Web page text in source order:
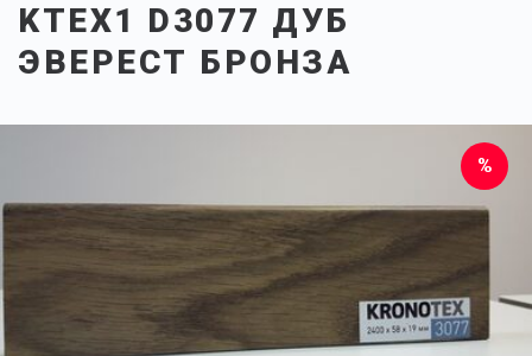
KTEX1 D3077 ДУБ
ЭВЕРЕСТ БРОНЗА